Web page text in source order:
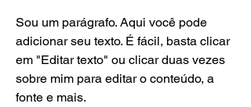
Sou um parágrafo. Aqui você pode
adicionar seu texto. É fácil, basta clicar
em "Editar texto" ou clicar duas vezes
sobre mim para editar o conteúdo, a
fonte e mais.